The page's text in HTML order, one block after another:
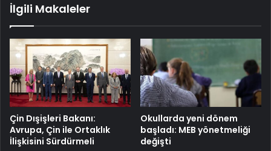
İlgili Makaleler
Çin Dışişleri Bakanı:
Avrupa, Çin ile Ortaklık
İlişkisini Sürdürmeli
Okullarda yeni dönem
başladı: MEB yönetmeliği
değişti